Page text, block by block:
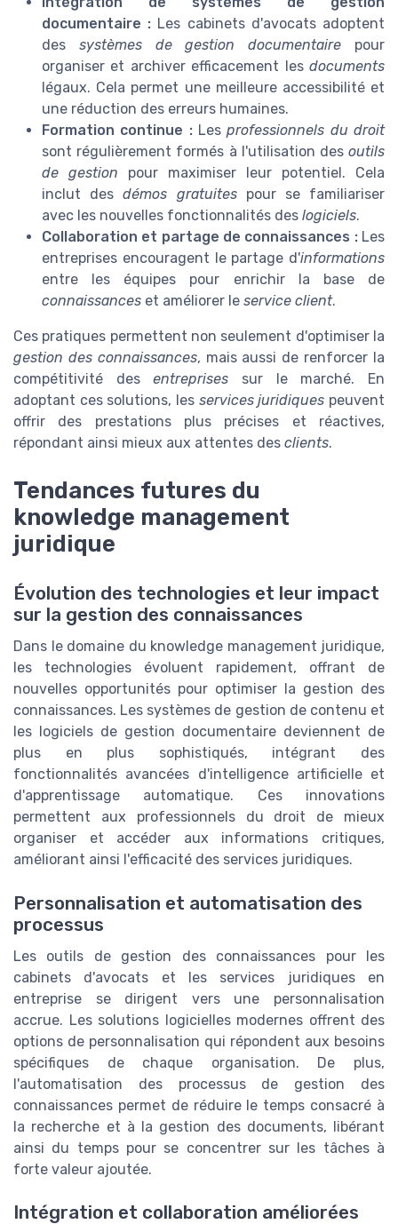
documentaire : Les cabinets d'avocats adoptent
des systèmes de gestion documentaire pour
organiser et archiver efficacement les documents
légaux. Cela permet une meilleure accessibilité et
une réduction des erreurs humaines.
Formation continue :Lesprofessionnels du droit
sont régulièrement formés à l'utilisation des outils
de gestion pour maximiser leur potentiel. Cela
inclut desdémos gratuitespour se familiariser
avec les nouvelles fonctionnalités des logiciels.
Collaboration et partage de connaissances :Les
entreprises encouragent le partage d'informations
entre les équipes pour enrichir la base de
connaissances et améliorer le service client.
Ces pratiques permettent non seulement d'optimiser la
gestion des connaissances, mais aussi de renforcer la
compétitivité desentreprises sur le marché. En
adoptant ces solutions, les services juridiques peuvent
offrir des prestations plus précises et réactives,
répondant ainsi mieux aux attentes des clients.
Tendances futures du
knowledge management
juridique
Évolution des technologies et leur impact
sur la gestion des connaissances
Dans le domaine du knowledge management juridique,
les technologies évoluent rapidement, offrant de
nouvelles opportunités pour optimiser la gestion des
connaissances. Les systèmes de gestion de contenu et
les logiciels de gestion documentaire deviennent de
plus en plus sophistiqués, intégrant des
fonctionnalités avancées d'intelligence artificielle et
d'apprentissage automatique. Ces innovations
permettent aux professionnels du droit de mieux
organiser et accéder aux informations critiques,
améliorant ainsi l'efficacité des services juridiques.
Personnalisation et automatisation des
processus
Les outils de gestion des connaissances pour les
cabinets d'avocats et les services juridiques en
entreprise se dirigent vers une personnalisation
accrue. Les solutions logicielles modernes offrent des
options de personnalisation qui répondent aux besoins
spécifiques de chaque organisation. De plus,
l'automatisation des processus de gestion des
connaissances permet de réduire le temps consacré à
la recherche et à la gestion des documents, libérant
ainsi du temps pour se concentrer sur les tâches à
forte valeur ajoutée.
Intégration et collaboration améliorées